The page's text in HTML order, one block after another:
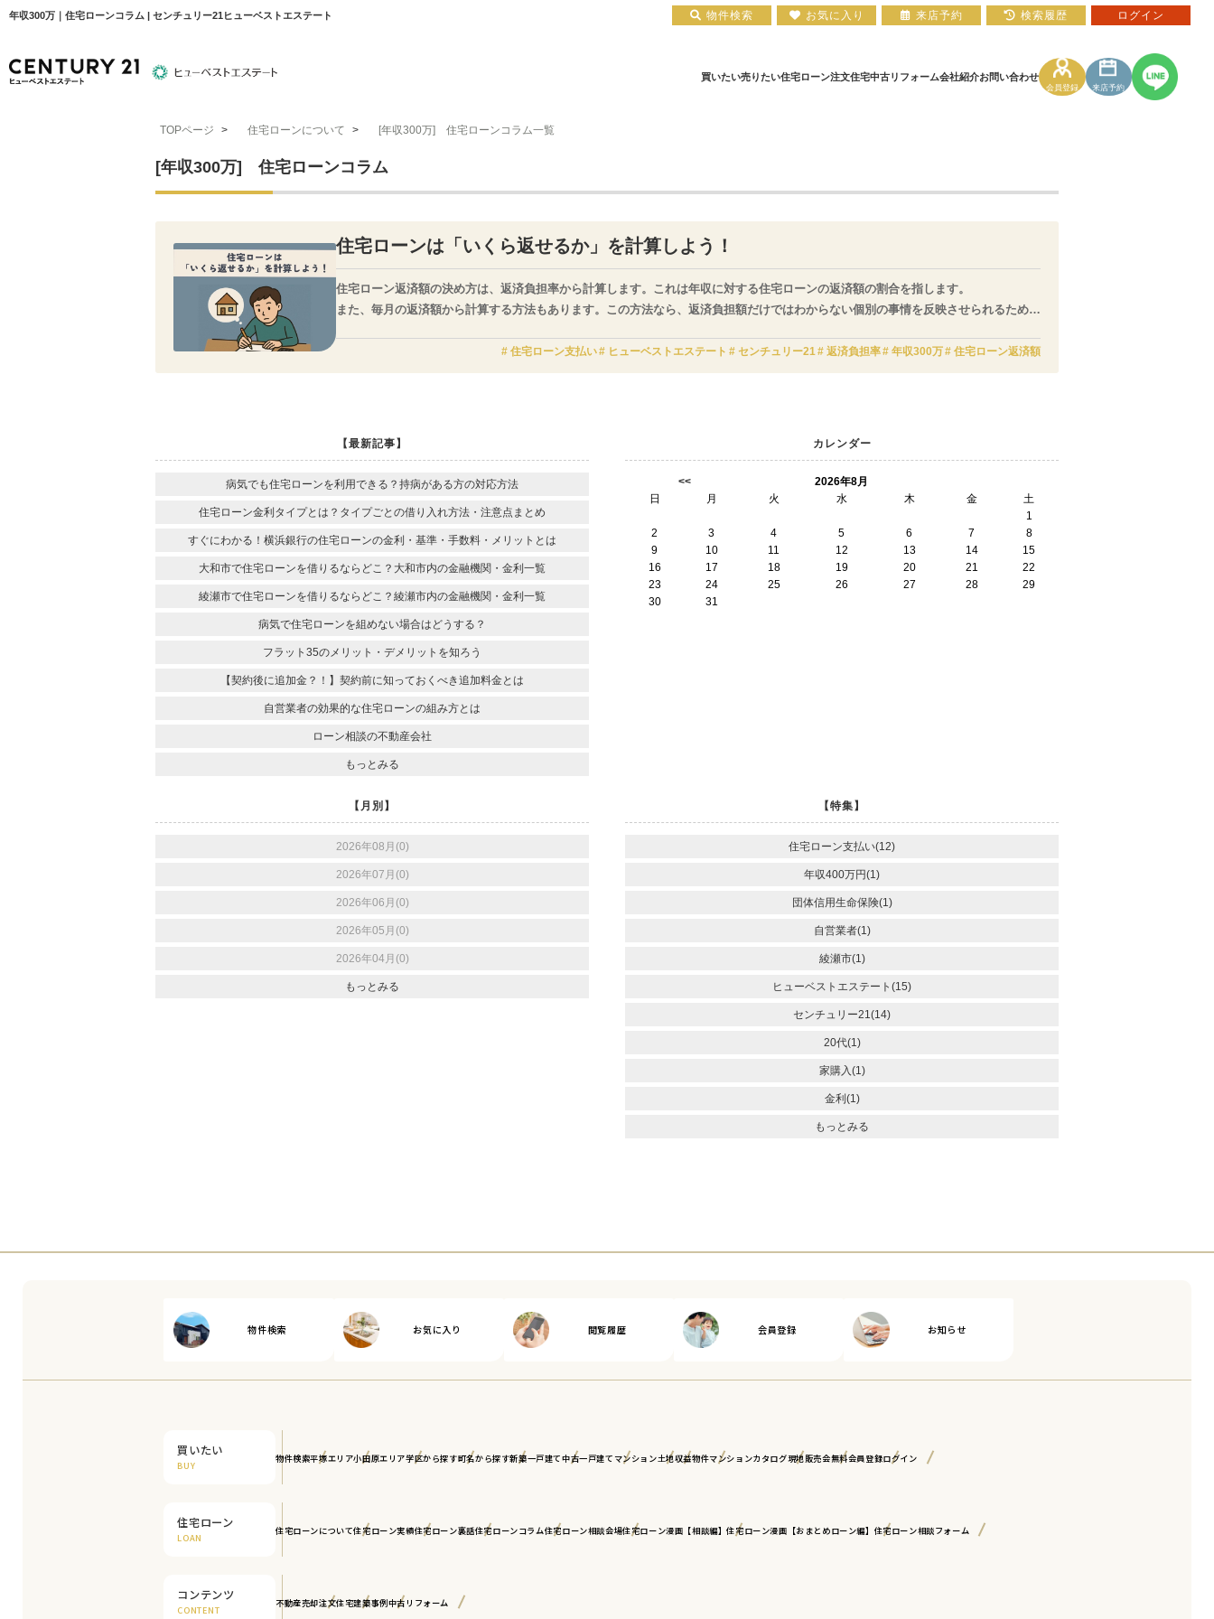
年収300万｜住宅ローンコラム | センチュリー21ヒューベストエステート
買いたい
物件検索 平塚エリア 小田原エリア 新築一戸建て
売りたい住宅ローン
住宅ローンについて 住宅ローン実績 住宅ローン裏話
注文住宅
注文住宅について
中古リフォーム会社紹介
会社概要 お知らせ お客様の声
お問い合わせ
会員登録 来店予約
TOPページ > 住宅ローンについて > [年収300万] 住宅ローンコラム一覧
[年収300万] 住宅ローンコラム
住宅ローンは「いくら返せるか」を計算しよう！
住宅ローン返済額の決め方は、返済負担率から計算します。これは年収に対する住宅ローンの返済額の割合を指します。
また、毎月の返済額から計算する方法もあります。この方法なら、返済負担額だけではわからない個別の事情を反映させられるため、
住宅ローン支払い ヒューベストエステート センチュリー21 返済負担率 年収300万 住宅ローン返済額
【最新記事】
病気でも住宅ローンを利用できる？持病がある方の対応方法
住宅ローン金利タイプとは？タイプごとの借り入れ方法・注意点まとめ
すぐにわかる！横浜銀行の住宅ローンの金利・基準・手数料・メリットとは
大和市で住宅ローンを借りるならどこ？大和市内の金融機関・金利一覧
綾瀬市で住宅ローンを借りるならどこ？綾瀬市内の金融機関・金利一覧
病気で住宅ローンを組めない場合はどうする？
フラット35のメリット・デメリットを知ろう
【契約後に追加金？！】契約前に知っておくべき追加料金とは
自営業者の効果的な住宅ローンの組み方とは
ローン相談の不動産会社
もっとみる
カレンダー
<<
2026年8月
日
月 火 水 木 金
土
1
2
3 4 5 6 7
8
9
10 11 12 13 14
15
16
17 18 19 20 21
22
23
24 25 26 27 28
29
30
31
【月別】
2026年08月(0)
2026年07月(0)
2026年06月(0)
2026年05月(0)
2026年04月(0)
もっとみる
【特集】
住宅ローン支払い(12)
年収400万円(1)
団体信用生命保険(1)
自営業者(1)
綾瀬市(1)
ヒューベストエステート(15)
センチュリー21(14)
20代(1)
家購入(1)
金利(1)
もっとみる
物件検索 お気に入り 閲覧履歴 会員登録 お知らせ
買いたい
BUY
物件検索平塚エリア小田原エリア学区から探す町名から探す新築一戸建て中古一戸建て マンション土地収益物件マンションカタログ現地販売会無料会員登録ログイン
住宅ローン
LOAN
住宅ローンについて住宅ローン実績住宅ローン裏話住宅ローンコラム住宅ローン相談会場住宅ローン漫画【相談編】住宅ローン漫画【おまとめローン編】 住宅ローン相談フォーム
コンテンツ
CONTENT
不動産売却注文住宅建築事例中古リフォーム
物件検索 お気に入り 来店予約 検索履歴 ログイン